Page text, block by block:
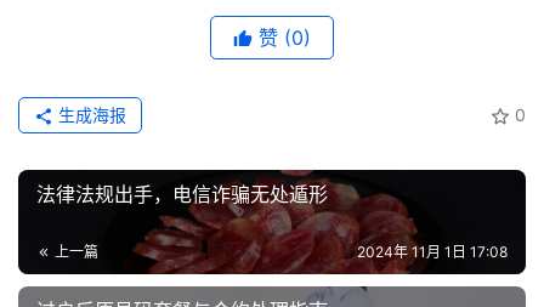
赞 (0)
0
生成海报
法律法规出手，电信诈骗无处遁形
上一篇 2024年 11月 1日 17:08